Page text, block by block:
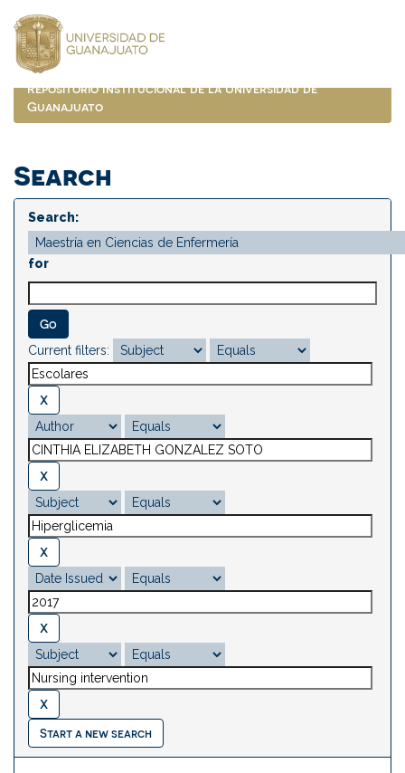
navigation
Repositorio Institucional de la Universidad de
Guanajuato
Search
Search:
for
Current filters:
Start a new search